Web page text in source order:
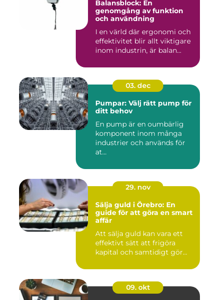
Balansblock: En
genomgång av funktion
och användning
I en värld där ergonomi och
effektivitet blir allt viktigare
inom industrin, är balan...
03. dec
Pumpar: Välj rätt pump för
ditt behov
En pump är en oumbärlig
komponent inom många
industrier och används för
at...
29. nov
Sälja guld i Örebro: En
guide för att göra en smart
affär
Att sälja guld kan vara ett
effektivt sätt att frigöra
kapital och samtidigt gör...
09. okt